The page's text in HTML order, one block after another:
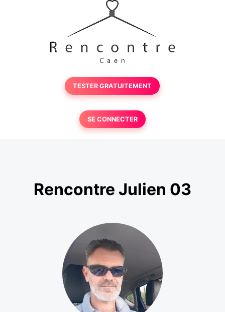
TESTER GRATUITEMENT
SE CONNECTER
Rencontre Julien 03